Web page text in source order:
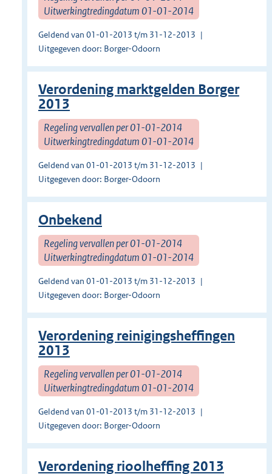
Uitwerkingtredingdatum 01-01-2014
Geldend van 01-01-2013 t/m 31-12-2013
Uitgegeven door: Borger-Odoorn
Verordening marktgelden Borger
2013
Regeling vervallen per 01-01-2014
Uitwerkingtredingdatum 01-01-2014
Geldend van 01-01-2013 t/m 31-12-2013
Uitgegeven door: Borger-Odoorn
Onbekend
Regeling vervallen per 01-01-2014
Uitwerkingtredingdatum 01-01-2014
Geldend van 01-01-2013 t/m 31-12-2013
Uitgegeven door: Borger-Odoorn
Verordening reinigingsheffingen
2013
Regeling vervallen per 01-01-2014
Uitwerkingtredingdatum 01-01-2014
Geldend van 01-01-2013 t/m 31-12-2013
Uitgegeven door: Borger-Odoorn
Verordening rioolheffing 2013